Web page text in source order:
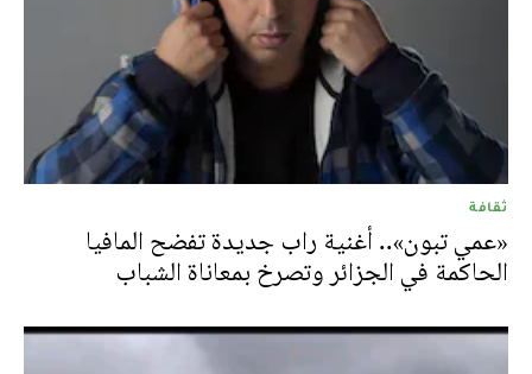
ثقافة
«عمي تبون».. أغنية راب جديدة تفضح المافيا
الحاكمة في الجزائر وتصرخ بمعاناة الشباب